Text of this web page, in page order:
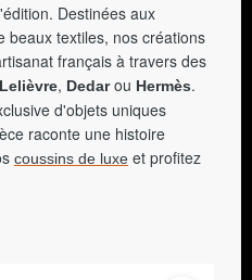
Destinées aux
beaux textiles, nos créations
français à travers des
Lelièvre, Dedarou Hermès.
d'objets uniques
raconte une histoire
coussins de luxe et profitez